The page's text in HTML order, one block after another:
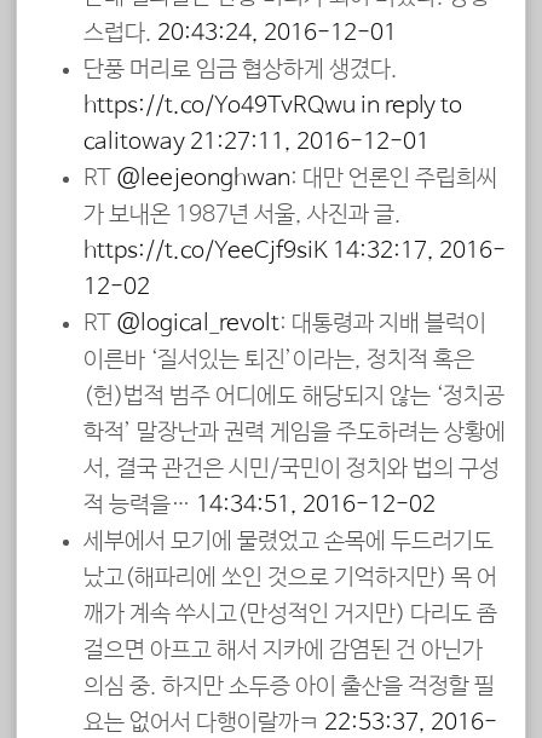
스럽다. 20:43:24, 2016-12-01
단풍 머리로 임금 협상하게 생겼다.
https://t.co/Yo49TvRQwu in reply to
calitoway 21:27:11, 2016-12-01
RT @leejeonghwan: 대만 언론인 주립희씨
가 보내온 1987년 서울, 사진과 글.
https://t.co/YeeCjf9siK 14:32:17, 2016-
12-02
RT @logical_revolt: 대통령과 지배 블럭이
이른바 ‘질서있는 퇴진’이라는, 정치적 혹은
(헌)법적 범주 어디에도 해당되지 않는 ‘정치공
학적’ 말장난과 권력 게임을 주도하려는 상황에
서, 결국 관건은 시민/국민이 정치와 법의 구성
적 능력을… 14:34:51, 2016-12-02
세부에서 모기에 물렸었고 손목에 두드러기도
났고(해파리에 쏘인 것으로 기억하지만) 목 어
깨가 계속 쑤시고(만성적인 거지만) 다리도 좀
걸으면 아프고 해서 지카에 감염된 건 아닌가
의심 중. 하지만 소두증 아이 출산을 걱정할 필
요는 없어서 다행이랄까ㅋ 22:53:37, 2016-